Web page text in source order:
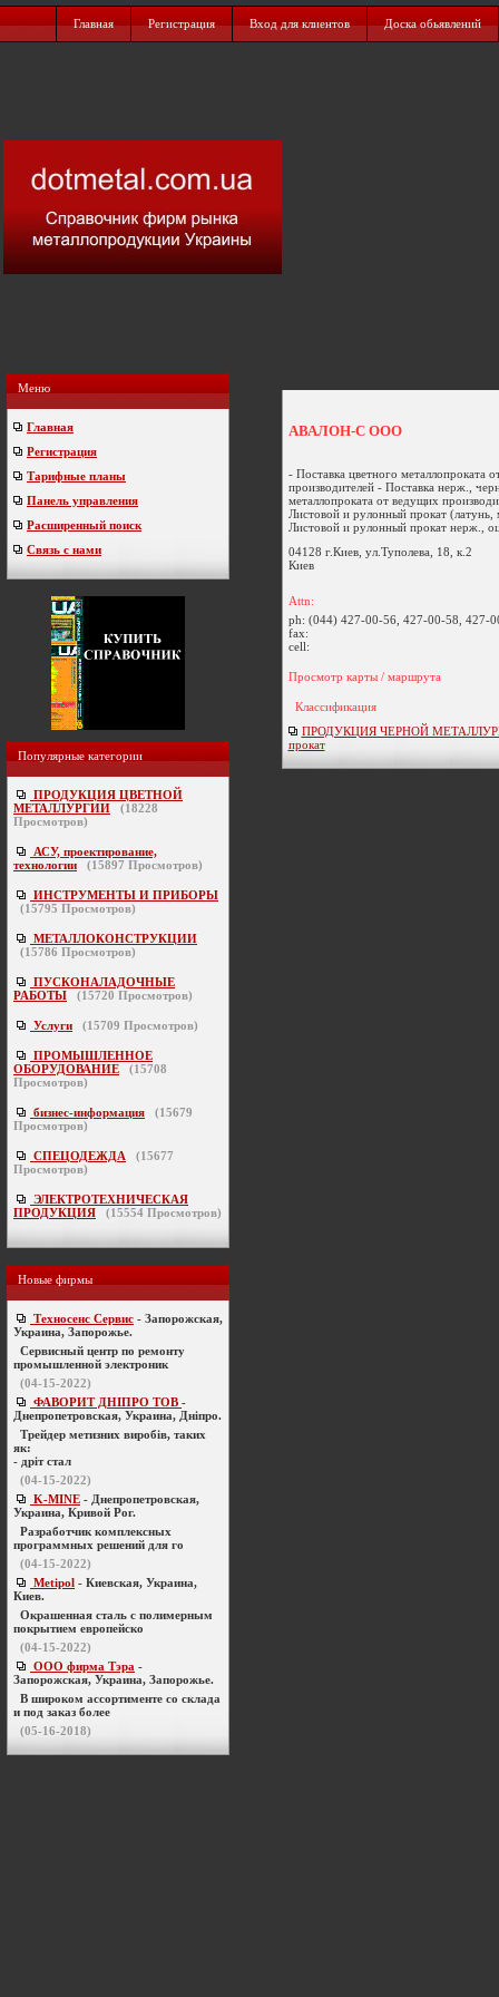
Главная Регистрация Вход для клиентов Доска обьявлений
Меню
Главная
Регистрация
Тарифные планы
Панель управления
Расширенный поиск
Связь с нами
Популярные категории
ПРОДУКЦИЯ ЦВЕТНОЙ
МЕТАЛЛУРГИИ
(18228
Просмотров)
АСУ, проектирование,
технологии
(15897 Просмотров)
ИНСТРУМЕНТЫ И ПРИБОРЫ
(15795 Просмотров)
МЕТАЛЛОКОНСТРУКЦИИ
(15786 Просмотров)
ПУСКОНАЛАДОЧНЫЕ
РАБОТЫ
(15720 Просмотров)
Услуги (15709 Просмотров)
ПРОМЫШЛЕННОЕ
ОБОРУДОВАНИЕ
(15708
Просмотров)
бизнес-информация (15679
Просмотров)
СПЕЦОДЕЖДА (15677
Просмотров)
ЭЛЕКТРОТЕХНИЧЕСКАЯ
ПРОДУКЦИЯ
(15554 Просмотров)
Новые фирмы
Техносенс Сервис - Запорожская,
Украина, Запорожье.
Cервисный центр по ремонту
промышленной электроник
(04-15-2022)
ФАВОРИТ ДНІПРО ТОВ -
Днепропетровская, Украина, Дніпро.
Трейдер метизних виробів, таких
як:
- дріт стал
(04-15-2022)
K-MINE - Днепропетровская,
Украина, Кривой Рог.
Разработчик комплексных
программных решений для го
(04-15-2022)
Metipol - Киевская, Украина,
Киев.
Окрашенная сталь с полимерным
покрытием европейско
(04-15-2022)
ООО фирма Тэра -
Запорожская, Украина, Запорожье.
В широком ассортименте со склада
и под заказ более
(05-16-2018)
АВАЛОН-С ООО
- Поставка цветного металлопроката
производителей - Поставка нерж.,
металлопроката от ведущих
Листовой и рулонный прокат (латунь,
Листовой и рулонный прокат нерж.,
04128 г.Киев, ул.Туполева, 18, к.2
Киев
Attn:
ph: (044) 427-00-56, 427-00-58, 427-
fax:
cell:
Просмотр карты / маршрута
Классификация
ПРОДУКЦИЯ ЧЕРНОЙ
прокат